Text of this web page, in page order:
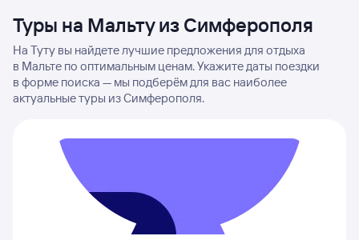
Туры на Мальту из Симферополя
На Туту вы найдете лучшие предложения для отдыха
в Мальте по оптимальным ценам. Укажите даты поездки
в форме поиска — мы подберём для вас наиболее
актуальные туры из Симферополя.